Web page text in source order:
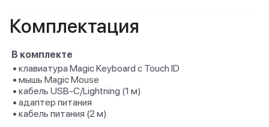
Комплектация
В комплекте
• клавиатура Magic Keyboard с Touch ID
• мышь Magic Mouse
• кабель USB-C/Lightning (1 м)
• адаптер питания
• кабель питания (2 м)